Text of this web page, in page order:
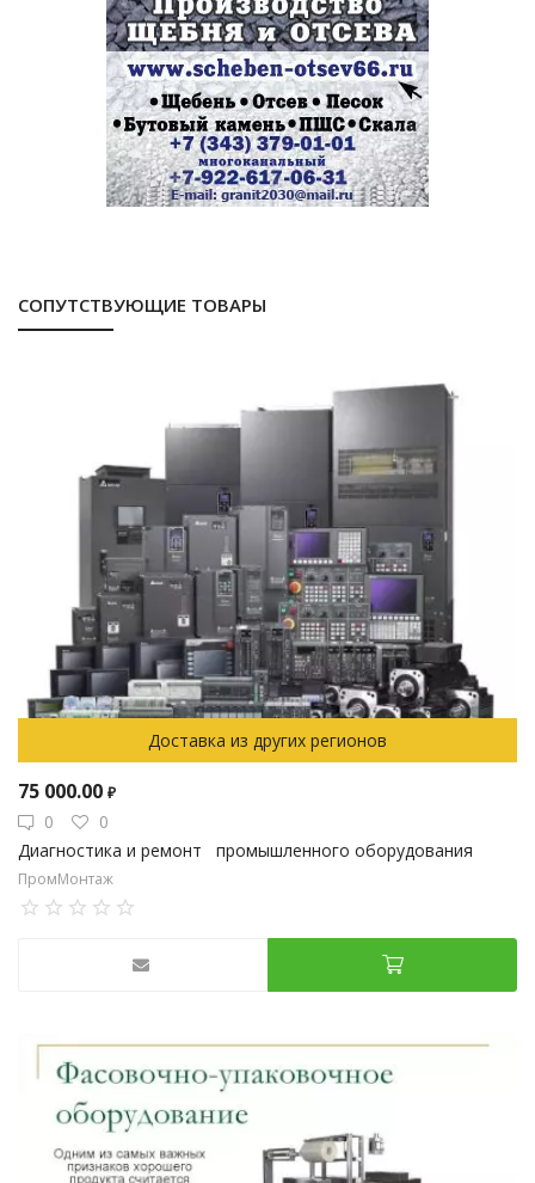
СОПУТСТВУЮЩИЕ ТОВАРЫ
Доставка из других регионов
75 000.00 ₽
0
0
Диагностика и ремонт промышленного оборудования
ПромМонтаж